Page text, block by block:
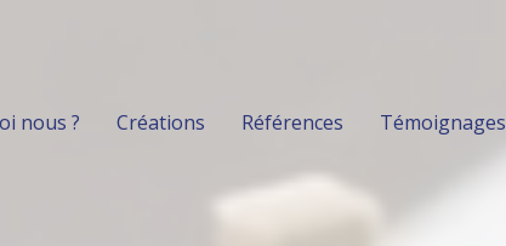
nous ? Créations Références Témoignages